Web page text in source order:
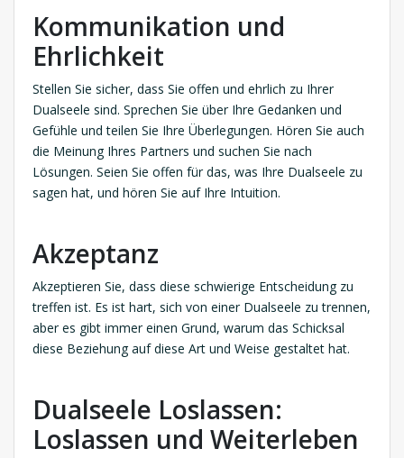
Kommunikation und
Ehrlichkeit
Stellen Sie sicher, dass Sie offen und ehrlich zu Ihrer
Dualseele sind. Sprechen Sie über Ihre Gedanken und
Gefühle und teilen Sie Ihre Überlegungen. Hören Sie auch
die Meinung Ihres Partners und suchen Sie nach
Lösungen. Seien Sie offen für das, was Ihre Dualseele zu
sagen hat, und hören Sie auf Ihre Intuition.
Akzeptanz
Akzeptieren Sie, dass diese schwierige Entscheidung zu
treffen ist. Es ist hart, sich von einer Dualseele zu trennen,
aber es gibt immer einen Grund, warum das Schicksal
diese Beziehung auf diese Art und Weise gestaltet hat.
Dualseele Loslassen:
Loslassen und Weiterleben